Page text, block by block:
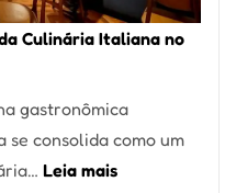
para
sua
Culinária Italiana no
gastronômica
se consolida como um
Leia mais: